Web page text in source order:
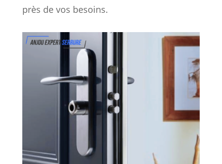
près de vos besoins.